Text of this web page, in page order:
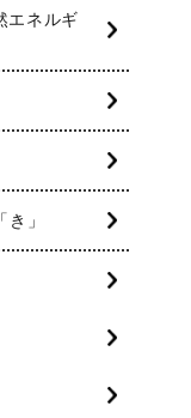
エネルギ
」